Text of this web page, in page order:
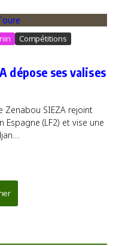
Compétitions
dépose ses valises
Zenabou SIEZA rejoint
Espagne (LF2) et vise une